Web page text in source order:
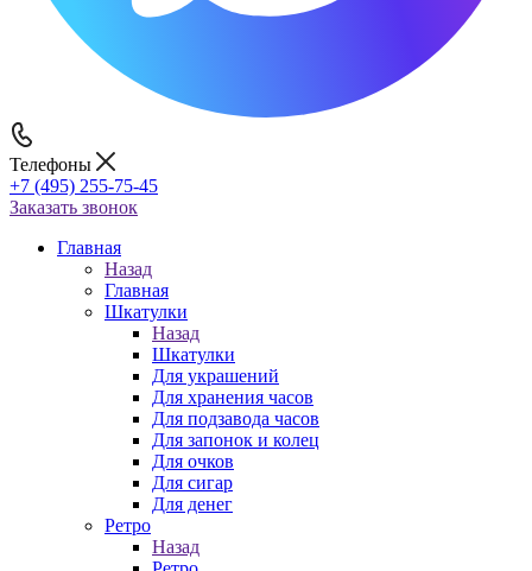
Телефоны
+7 (495) 255-75-45
Заказать звонок
Главная
Назад
Главная
Шкатулки
Назад
Шкатулки
Для украшений
Для хранения часов
Для подзавода часов
Для запонок и колец
Для очков
Для сигар
Для денег
Ретро
Назад